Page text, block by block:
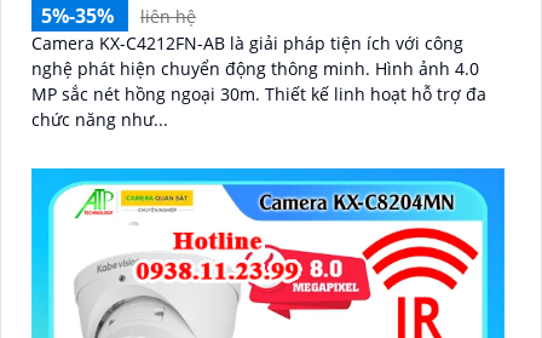
5%-35%
liên hệ
Camera KX-C4212FN-AB là giải pháp tiện ích với công
nghệ phát hiện chuyển động thông minh. Hình ảnh 4.0
MP sắc nét hồng ngoại 30m. Thiết kế linh hoạt hỗ trợ đa
chức năng như...